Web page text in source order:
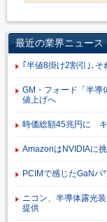
最近の業界ニュース
｢半値8掛け2割引｣､
GM・フォード「半導
値上げへ
時価総額45兆円に
AmazonはNVIDIAに
PCIMで感じたGaNパ
ニコン、半導体露光
提供